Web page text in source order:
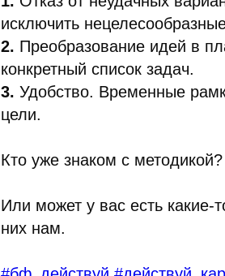
исключить
2. Преобразование идей в
конкретный список задач.
3. Удобство. Временные
цели.
Кто уже знаком с
Или может у вас есть какие-
них нам.